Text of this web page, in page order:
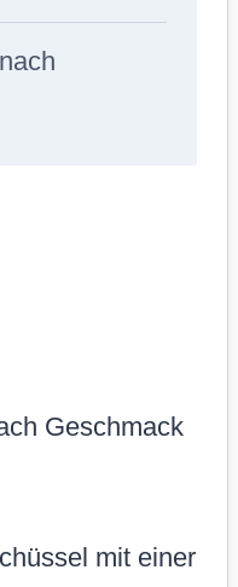
Geschmack
mit einer